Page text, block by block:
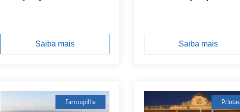
Saiba mais Saiba mais
Farroupilha Pelotas